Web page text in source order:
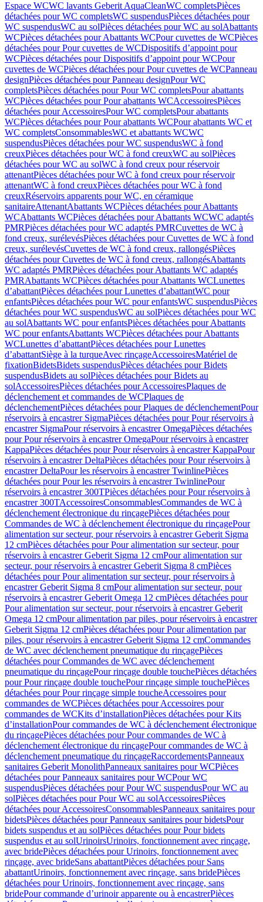
Espace WCWC lavants Geberit AquaCleanWC completsPièces
détachées pour WC completsWC suspendusPièces détachées pour
WC suspendusWC au solPièces détachées pour WC au solAbattants
WCPièces détachées pour Abattants WCPour cuvettes de WCPièces
détachées pour Pour cuvettes de WCDispositifs d’appoint pour
WCPièces détachées pour Dispositifs d’appoint pour WCPour
cuvettes de WCPièces détachées pour Pour cuvettes de WCPanneau
designPièces détachées pour Panneau designPour WC
completsPièces détachées pour Pour WC completsPour abattants
WCPièces détachées pour Pour abattants WCAccessoiresPièces
détachées pour AccessoiresPour WC completsPour abattants
WCPièces détachées pour Pour abattants WCPour abattants WC et
WC completsConsommablesWC et abattants WCWC
suspendusPièces détachées pour WC suspendusWC à fond
creuxPièces détachées pour WC à fond creuxWC au solPièces
détachées pour WC au solWC à fond creux pour réservoir
attenantPièces détachées pour WC à fond creux pour réservoir
attenantWC à fond creuxPièces détachées pour WC à fond
creuxRéservoirs apparents pour WC, en céramique
sanitaireAttenantAbattants WCPièces détachées pour Abattants
WCAbattants WCPièces détachées pour Abattants WCWC adaptés
PMRPièces détachées pour WC adaptés PMRCuvettes de WC à
fond creux, surélevésPièces détachées pour Cuvettes de WC à fond
creux, surélevésCuvettes de WC à fond creux, rallongésPièces
détachées pour Cuvettes de WC à fond creux, rallongésAbattants
WC adaptés PMRPièces détachées pour Abattants WC adaptés
PMRAbattants WCPièces détachées pour Abattants WCLunettes
d’abattantPièces détachées pour Lunettes d’abattantWC pour
enfantsPièces détachées pour WC pour enfantsWC suspendusPièces
détachées pour WC suspendusWC au solPièces détachées pour WC
au solAbattants WC pour enfantsPièces détachées pour Abattants
WC pour enfantsAbattants WCPièces détachées pour Abattants
WCLunettes d’abattantPièces détachées pour Lunettes
d’abattantSiège à la turqueAvec rinçageAccessoiresMatériel de
fixationBidetsBidets suspendusPièces détachées pour Bidets
suspendusBidets au solPièces détachées pour Bidets au
solAccessoiresPièces détachées pour AccessoiresPlaques de
déclenchement et commandes de WCPlaques de
déclenchementPièces détachées pour Plaques de déclenchementPour
réservoirs à encastrer SigmaPièces détachées pour Pour réservoirs à
encastrer SigmaPour réservoirs à encastrer OmegaPièces détachées
pour Pour réservoirs à encastrer OmegaPour réservoirs à encastrer
KappaPièces détachées pour Pour réservoirs à encastrer KappaPour
réservoirs à encastrer DeltaPièces détachées pour Pour réservoirs à
encastrer DeltaPour les réservoirs à encastrer TwinlinePièces
détachées pour Pour les réservoirs à encastrer TwinlinePour
réservoirs à encastrer 300TPièces détachées pour Pour réservoirs à
encastrer 300TAccessoiresConsommablesCommandes de WC à
déclenchement électronique du rinçagePièces détachées pour
Commandes de WC à déclenchement électronique du rinçagePour
alimentation sur secteur, pour réservoirs à encastrer Geberit Sigma
12 cmPièces détachées pour Pour alimentation sur secteur, pour
réservoirs à encastrer Geberit Sigma 12 cmPour alimentation sur
secteur, pour réservoirs à encastrer Geberit Sigma 8 cmPièces
détachées pour Pour alimentation sur secteur, pour réservoirs à
encastrer Geberit Sigma 8 cmPour alimentation sur secteur, pour
réservoirs à encastrer Geberit Omega 12 cmPièces détachées pour
Pour alimentation sur secteur, pour réservoirs à encastrer Geberit
Omega 12 cmPour alimentation par piles, pour réservoirs à encastrer
Geberit Sigma 12 cmPièces détachées pour Pour alimentation par
piles, pour réservoirs à encastrer Geberit Sigma 12 cmCommandes
de WC avec déclenchement pneumatique du rinçagePièces
détachées pour Commandes de WC avec déclenchement
pneumatique du rinçagePour rinçage double touchePièces détachées
pour Pour rinçage double touchePour rinçage simple touchePièces
détachées pour Pour rinçage simple toucheAccessoires pour
commandes de WCPièces détachées pour Accessoires pour
commandes de WCKits d’installationPièces détachées pour Kits
d’installationPour commandes de WC à déclenchement électronique
du rinçagePièces détachées pour Pour commandes de WC à
déclenchement électronique du rinçagePour commandes de WC à
déclenchement pneumatique du rinçageRaccordementsPanneaux
sanitaires Geberit MonolithPanneaux sanitaires pour WCPièces
détachées pour Panneaux sanitaires pour WCPour WC
suspendusPièces détachées pour Pour WC suspendusPour WC au
solPièces détachées pour Pour WC au solAccessoiresPièces
détachées pour AccessoiresConsommablesPanneaux sanitaires pour
bidetsPièces détachées pour Panneaux sanitaires pour bidetsPour
bidets suspendus et au solPièces détachées pour Pour bidets
suspendus et au solUrinoirsUrinoirs, fonctionnement avec rinçage,
avec bridePièces détachées pour Urinoirs, fonctionnement avec
rinçage, avec brideSans abattantPièces détachées pour Sans
abattantUrinoirs, fonctionnement avec rinçage, sans bridePièces
détachées pour Urinoirs, fonctionnement avec rinçage, sans
bridePour commande d’urinoir apparente ou à encastrerPièces